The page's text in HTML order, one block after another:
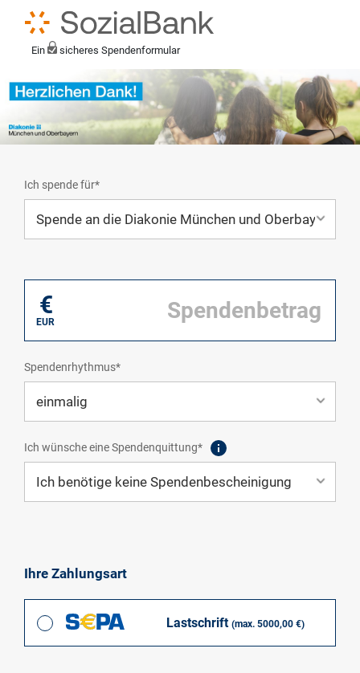
Ein sicheres Spendenformular
Ich spende für*
€
EUR
Spendenrhythmus*
Ich wünsche eine Spendenquittung*
Ihre Zahlungsart
Lastschrift (max. 5000,00 €)